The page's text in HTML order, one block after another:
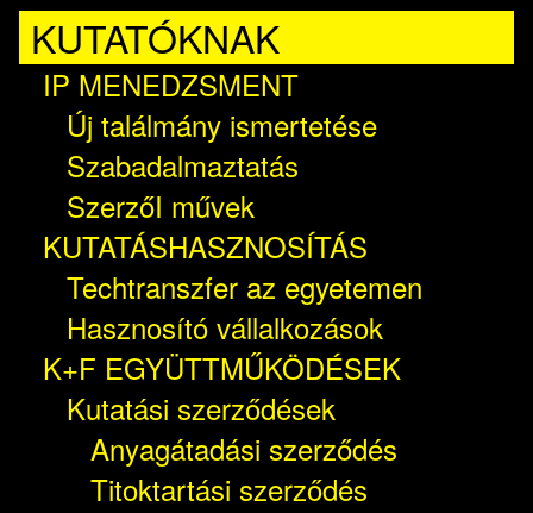
KUTATÓKNAK
IP MENEDZSMENT
Új találmány ismertetése
Szabadalmaztatás
SzerzőI művek
KUTATÁSHASZNOSÍTÁS
Techtranszfer az egyetemen
Hasznosító vállalkozások
K+F EGYÜTTMŰKÖDÉSEK
Kutatási szerződések
Anyagátadási szerződés
Titoktartási szerződés